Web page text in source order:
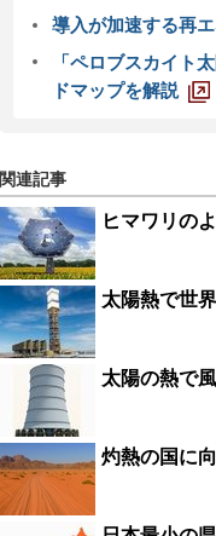
導入が加速する再
「ペロブスカイト
ドマップを解説
関連記事
ヒマワリの
太陽熱で世
太陽の熱で
灼熱の国に